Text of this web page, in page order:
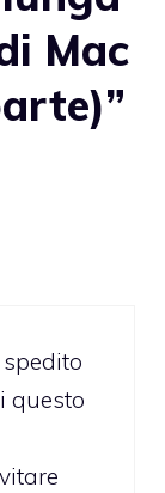
Mac
questo